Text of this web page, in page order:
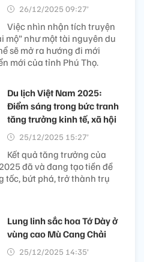
26/12/2025 09:27’
Việc nhìn nhận tích truyện
mộ” như một tài nguyên du
sẽ mở ra hướng đi mới
mới của tỉnh Phú Thọ.
Du lịch Việt Nam 2025:
Điểm sáng trong bức tranh
tăng trưởng kinh tế, xã hội
25/12/2025 15:27’
Kết quả tăng trưởng của
đã và đang tạo tiền đề
tốc, bứt phá, trở thành trụ
Lung linh sắc hoa Tớ Dày ở
vùng cao Mù Cang Chải
25/12/2025 14:35’